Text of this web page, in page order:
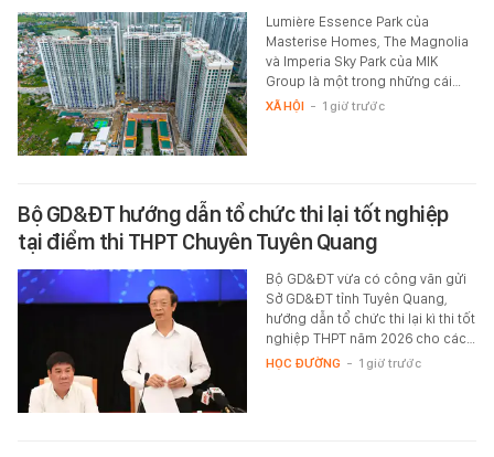
Lumière Essence Park của
Masterise Homes, The Magnolia
và Imperia Sky Park của MIK
Group là một trong những cái…
XÃ HỘI - 1 giờ trước
Bộ GD&ĐT hướng dẫn tổ chức thi lại tốt nghiệp
tại điểm thi THPT Chuyên Tuyên Quang
Bộ GD&ĐT vừa có công văn gửi
Sở GD&ĐT tỉnh Tuyên Quang,
hướng dẫn tổ chức thi lại kì thi tốt
nghiệp THPT năm 2026 cho các…
HỌC ĐƯỜNG - 1 giờ trước